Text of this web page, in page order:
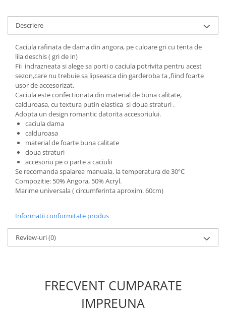
Cadouri pentru Sfânta Maria
Martisoare
Descriere
Caciula rafinata de dama din angora, pe culoare gri cu tenta de
lila deschis ( gri de in)
Fii indrazneata si alege sa porti o caciula potrivita pentru acest
sezon,care nu trebuie sa lipseasca din garderoba ta ,fiind foarte
usor de accesorizat.
Caciula este confectionata din material de buna calitate,
calduroasa, cu textura putin elastica si doua straturi .
Adopta un design romantic datorita accesoriului.
caciula dama
calduroasa
material de foarte buna calitate
doua straturi
accesoriu pe o parte a caciulii
Se recomanda spalarea manuala, la temperatura de 30ºC
Compozitie: 50% Angora, 50% Acryl.
Marime universala ( circumferinta aproxim. 60cm)
Informatii conformitate produs
Review-uri(0)
FRECVENT CUMPARATE
IMPREUNA